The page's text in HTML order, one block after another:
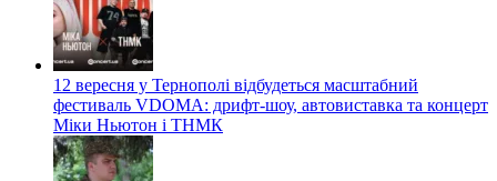
12 вересня у Тернополі відбудеться масштабний
фестиваль VDOMA: дрифт-шоу, автовиставка та концерт
Міки Ньютон і ТНМК